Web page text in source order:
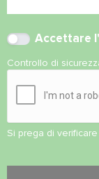
Accettare l'
Controllo di
Si prega di